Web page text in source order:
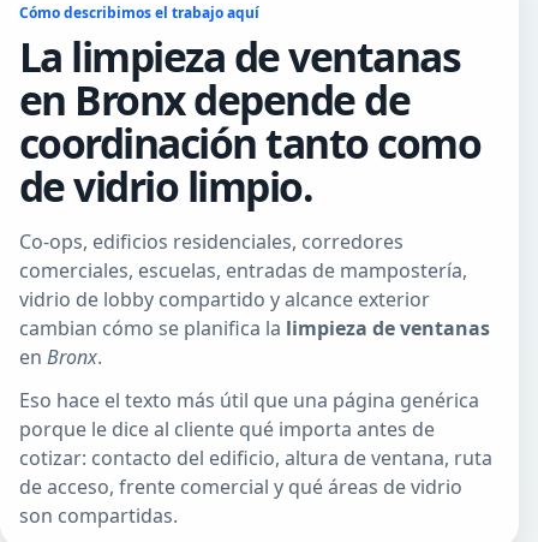
Cómo describimos el trabajo aquí
La limpieza de ventanas
en Bronx depende de
coordinación tanto como
de vidrio limpio.
Co-ops, edificios residenciales, corredores
comerciales, escuelas, entradas de mampostería,
vidrio de lobby compartido y alcance exterior
cambian cómo se planifica la limpieza de ventanas
en Bronx.
Eso hace el texto más útil que una página genérica
porque le dice al cliente qué importa antes de
cotizar: contacto del edificio, altura de ventana, ruta
de acceso, frente comercial y qué áreas de vidrio
son compartidas.